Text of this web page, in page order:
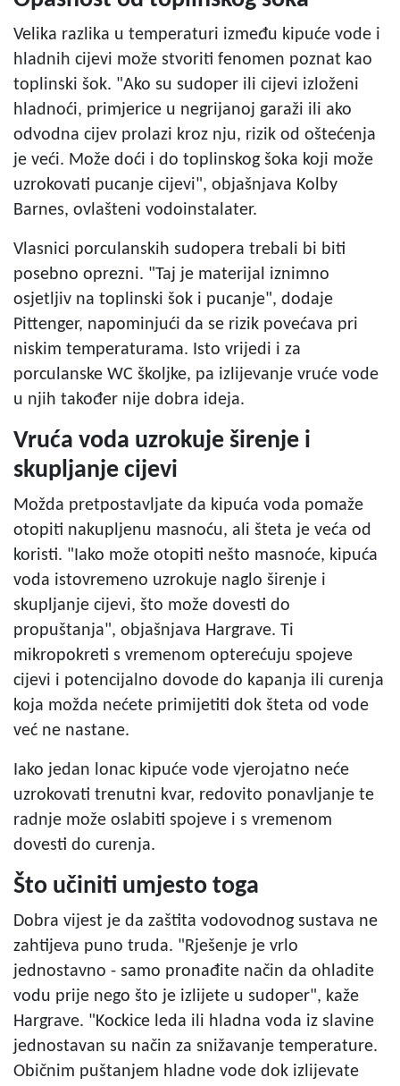
Velika razlika u temperaturi između kipuće vode i
hladnih cijevi može stvoriti fenomen poznat kao
toplinski šok. "Ako su sudoper ili cijevi izloženi
hladnoći, primjerice u negrijanoj garaži ili ako
odvodna cijev prolazi kroz nju, rizik od oštećenja
je veći. Može doći i do toplinskog šoka koji može
uzrokovati pucanje cijevi", objašnjava Kolby
Barnes, ovlašteni vodoinstalater.
Vlasnici porculanskih sudopera trebali bi biti
posebno oprezni. "Taj je materijal iznimno
osjetljiv na toplinski šok i pucanje", dodaje
Pittenger, napominjući da se rizik povećava pri
niskim temperaturama. Isto vrijedi i za
porculanske WC školjke, pa izlijevanje vruće vode
u njih također nije dobra ideja.
Vruća voda uzrokuje širenje i
skupljanje cijevi
Možda pretpostavljate da kipuća voda pomaže
otopiti nakupljenu masnoću, ali šteta je veća od
koristi. "Iako može otopiti nešto masnoće, kipuća
voda istovremeno uzrokuje naglo širenje i
skupljanje cijevi, što može dovesti do
propuštanja", objašnjava Hargrave. Ti
mikropokreti s vremenom opterećuju spojeve
cijevi i potencijalno dovode do kapanja ili curenja
koja možda nećete primijetiti dok šteta od vode
već ne nastane.
Iako jedan lonac kipuće vode vjerojatno neće
uzrokovati trenutni kvar, redovito ponavljanje te
radnje može oslabiti spojeve i s vremenom
dovesti do curenja.
Što učiniti umjesto toga
Dobra vijest je da zaštita vodovodnog sustava ne
zahtijeva puno truda. "Rješenje je vrlo
jednostavno - samo pronađite način da ohladite
vodu prije nego što je izlijete u sudoper", kaže
Hargrave. "Kockice leda ili hladna voda iz slavine
jednostavan su način za snižavanje temperature.
Običnim puštanjem hladne vode dok izlijevate